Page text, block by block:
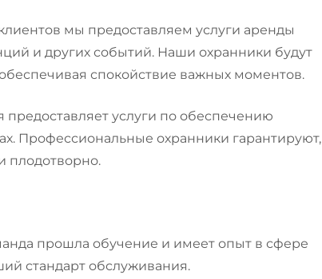
мы предоставляем услуги аренды
и других событий. Наши охранники будут
спокойствие важных моментов.
услуги по обеспечению
Профессиональные охранники гарантируют,
плодотворно.
прошла обучение и имеет опыт в сфере
стандарт обслуживания.